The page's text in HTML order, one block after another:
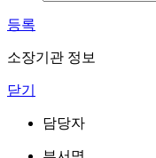
등록
소장기관 정보
닫기
담당자